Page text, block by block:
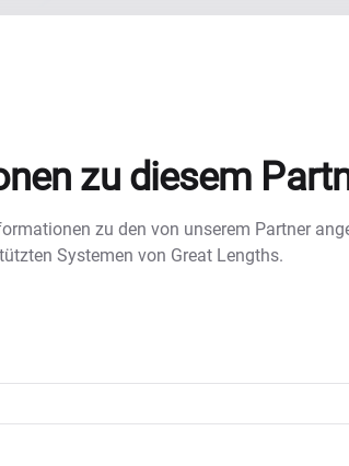
zu diesem
zu den von unserem Partner
Systemen von Great Lengths.